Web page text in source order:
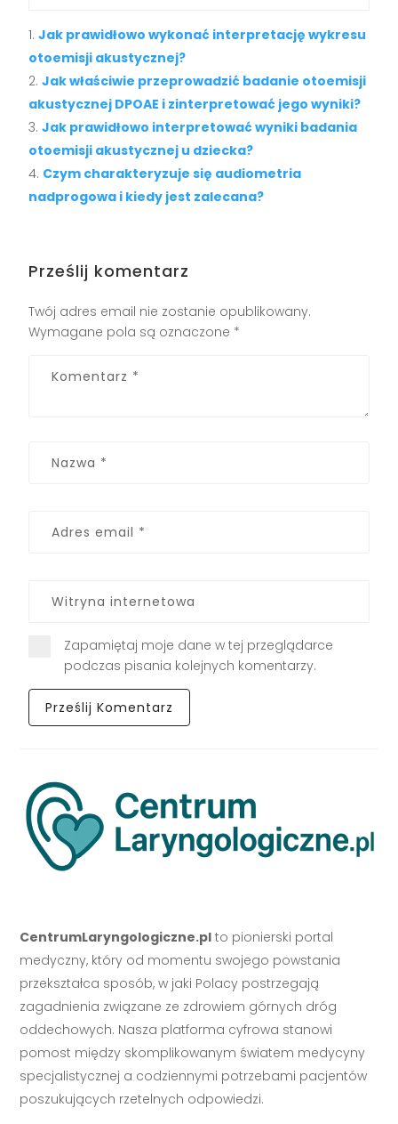
Jak prawidłowo wykonać interpretację wykresu
otoemisji akustycznej?
Jak właściwie przeprowadzić badanie otoemisji
akustycznej DPOAE i zinterpretować jego wyniki?
Jak prawidłowo interpretować wyniki badania
otoemisji akustycznej u dziecka?
Czym charakteryzuje się audiometria
nadprogowa i kiedy jest zalecana?
Prześlij komentarz
Twój adres email nie zostanie opublikowany.
Wymagane pola są oznaczone *
Zapamiętaj moje dane w tej przeglądarce
podczas pisania kolejnych komentarzy.
CentrumLaryngologiczne.pl to pionierski portal
medyczny, który od momentu swojego powstania
przekształca sposób, w jaki Polacy postrzegają
zagadnienia związane ze zdrowiem górnych dróg
oddechowych. Nasza platforma cyfrowa stanowi
pomost między skomplikowanym światem medycyny
specjalistycznej a codziennymi potrzebami pacjentów
poszukujących rzetelnych odpowiedzi.